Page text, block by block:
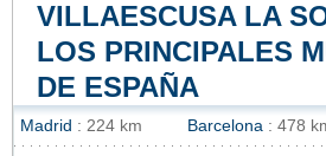
VILLAESCUSA LA
LOS PRINCIPALES
DE ESPAÑA
Madrid : 224 km Barcelona : 478